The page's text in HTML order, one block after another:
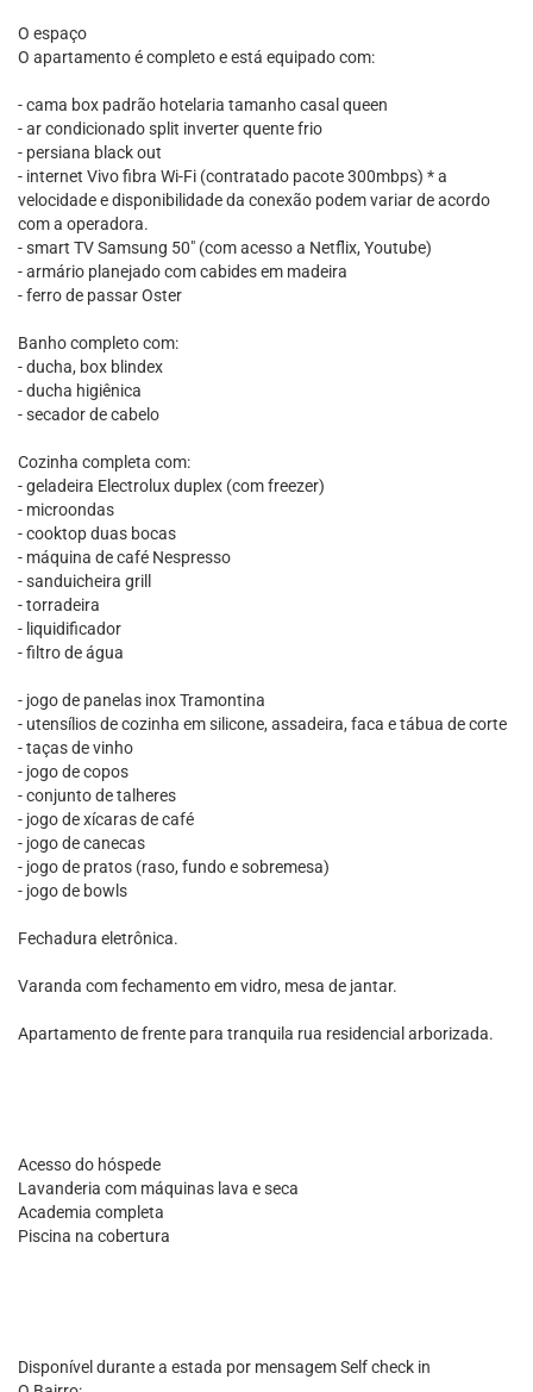
O espaço
O apartamento é completo e está equipado com:
- cama box padrão hotelaria tamanho casal queen
- ar condicionado split inverter quente frio
- persiana black out
- internet Vivo fibra Wi-Fi (contratado pacote 300mbps) * a
velocidade e disponibilidade da conexão podem variar de acordo
com a operadora.
- smart TV Samsung 50" (com acesso a Netflix, Youtube)
- armário planejado com cabides em madeira
- ferro de passar Oster
Banho completo com:
- ducha, box blindex
- ducha higiênica
- secador de cabelo
Cozinha completa com:
- geladeira Electrolux duplex (com freezer)
- microondas
- cooktop duas bocas
- máquina de café Nespresso
- sanduicheira grill
- torradeira
- liquidificador
- filtro de água
- jogo de panelas inox Tramontina
- utensílios de cozinha em silicone, assadeira, faca e tábua de corte
- taças de vinho
- jogo de copos
- conjunto de talheres
- jogo de xícaras de café
- jogo de canecas
- jogo de pratos (raso, fundo e sobremesa)
- jogo de bowls
Fechadura eletrônica.
Varanda com fechamento em vidro, mesa de jantar.
Apartamento de frente para tranquila rua residencial arborizada.
Acesso do hóspede
Lavanderia com máquinas lava e seca
Academia completa
Piscina na cobertura
Disponível durante a estada por mensagem Self check in